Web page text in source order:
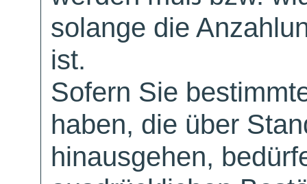
solange die
ist.
Sofern Sie
haben, die über
hinausgehen,